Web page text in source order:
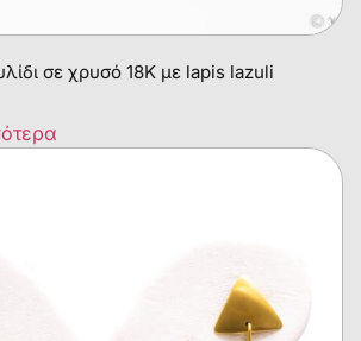
σε χρυσό 18Κ με lapis lazuli